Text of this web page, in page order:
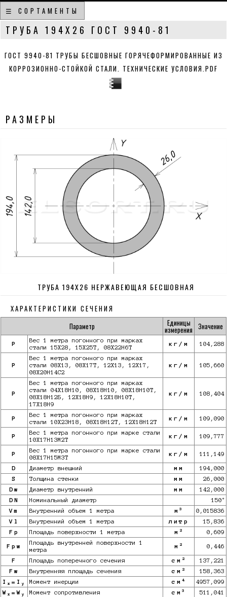
☰ СОРТАМЕНТЫ
ТРУБА 194Х26 ГОСТ 9940-81
ГОСТ 9940-81 ТРУБЫ БЕСШОВНЫЕ ГОРЯЧЕФОРМИРОВАННЫЕ ИЗ
КОРРОЗИОННО-СТОЙКОЙ СТАЛИ. ТЕХНИЧЕСКИЕ УСЛОВИЯ.PDF
РАЗМЕРЫ
ТРУБА 194Х26 НЕРЖАВЕЮЩАЯ БЕСШОВНАЯ
ХАРАКТЕРИСТИКИ СЕЧЕНИЯ
Параметр
Единицы
измерения Значение
P
Вес 1 метра погонного при марках
стали 15Х28, 15Х25Т, 08Х22Н6Т
кг/м 104,288
P
Вес 1 метра погонного при марках
стали 08Х13, 08Х17Т, 12Х13, 12Х17,
08Х20Н14С2
кг/м 105,660
P
Вес 1 метра погонного при марках
стали 04Х18Н10, 08Х18Н10, 08Х18Н10Т,
08Х18Н12Б, 12Х18Н9, 12Х18Н10Т,
17Х18Н9
кг/м 108,404
P
Вес 1 метра погонного при марках
стали 10Х23Н18, 08Х18Н12Т, 12Х18Н12Т
кг/м 109,090
P
Вес 1 метра погонного при марке стали
10X17Н13М2Т
кг/м 109,777
P
Вес 1 метра погонного при марке стали
08Х17Н15М3Т
кг/м 111,149
D Диаметр внешний мм
194,000
S
Толщина стенки мм
26,000
Dw
Диаметр внутренний мм
142,000
DN
Номинальный диаметр 150*
Vm Внутренний объем 1 метра м 3
0,015836
Vl
Внутренний объем 1 метра литр
15,836
Fp
Площадь поверхности 1 метра м 2 0,609
Fpw
Площадь внутренней поверхности 1
метра
м 2 0,446
F Площадь поперечного сечения см 2
137,221
Fw
Внутренняя площадь сечения см 2
158,363
I x =I y Момент инерции см 4
4957,099
W x =W y Момент сопротивления см 3 511,041